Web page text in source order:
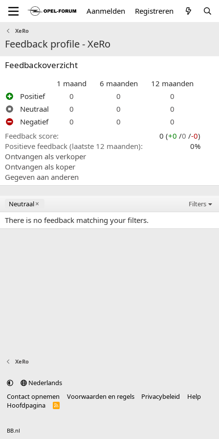
Aanmelden Registreren
XeRo
Feedback profile - XeRo
Feedbackoverzicht
1 maand 6 maanden
12 maanden
Positief
0 0
0
Neutraal
0 0
0
Negatief
0 0
0
Feedback score
0 (+0 /0 /-0)
Positieve feedback (laatste 12 maanden)
0%
Ontvangen als verkoper
Ontvangen als koper
Gegeven aan anderen
Neutraal Filters
There is no feedback matching your filters.
XeRo
Nederlands
Contact opnemen
Voorwaarden en regels Privacybeleid
Help
Hoofdpagina
R
BB.nl